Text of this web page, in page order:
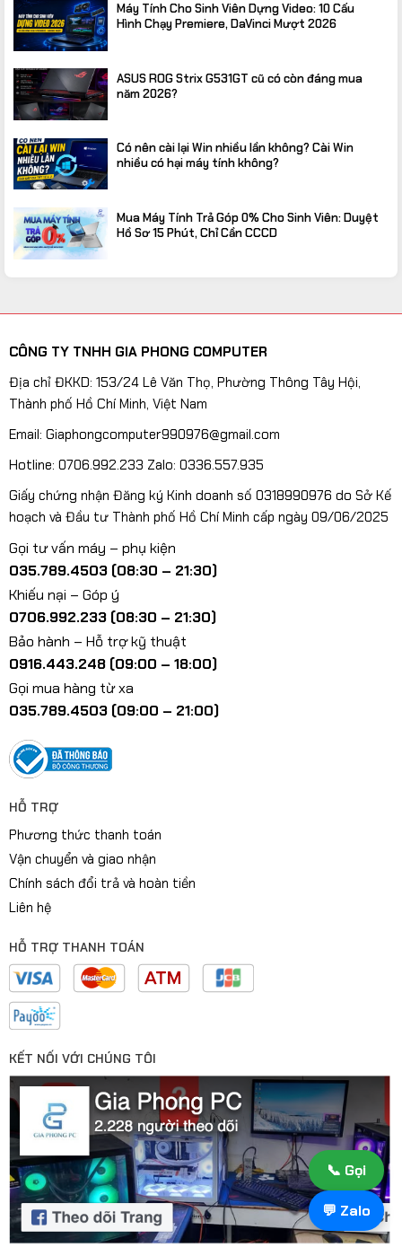
Máy Tính Cho Sinh Viên Dựng Video: 10 Cấu
Hình Chạy Premiere, DaVinci Mượt 2026
ASUS ROG Strix G531GT cũ có còn đáng mua
năm 2026?
Có nên cài lại Win nhiều lần không? Cài Win
nhiều có hại máy tính không?
Mua Máy Tính Trả Góp 0% Cho Sinh Viên: Duyệt
Hồ Sơ 15 Phút, Chỉ Cần CCCD
CÔNG TY TNHH GIA PHONG COMPUTER
Địa chỉ ĐKKD: 153/24 Lê Văn Thọ, Phường Thông Tây Hội,
Thành phố Hồ Chí Minh, Việt Nam
Email: Giaphongcomputer990976@gmail.com
Hotline: 0706.992.233 Zalo: 0336.557.935
Giấy chứng nhận Đăng ký Kinh doanh số 0318990976 do Sở Kế
hoạch và Đầu tư Thành phố Hồ Chí Minh cấp ngày 09/06/2025
Gọi tư vấn máy – phụ kiện
035.789.4503 (08:30 – 21:30)
Khiếu nại – Góp ý
0706.992.233 (08:30 – 21:30)
Bảo hành – Hỗ trợ kỹ thuật
0916.443.248 (09:00 – 18:00)
Gọi mua hàng từ xa
035.789.4503 (09:00 – 21:00)
HỖ TRỢ
Phương thức thanh toán
Vận chuyển và giao nhận
Chính sách đổi trả và hoàn tiền
Liên hệ
HỖ TRỢ THANH TOÁN
KẾT NỐI VỚI CHÚNG TÔI
📞 Gọi
💬 Zalo